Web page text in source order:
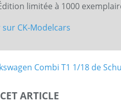
limitée à 1000
CK-Modelcars
ARTICLE